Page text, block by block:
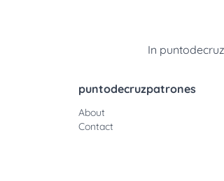
In
puntodecruzpatrones
About
Contact